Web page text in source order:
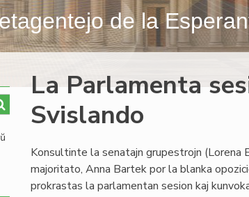
de la
La Parlamenta
Svislando
Konsultinte la senatajn grupestrojn
majoritato, Anna Bartek por la blanka
prokrastas la parlamentan sesion kaj